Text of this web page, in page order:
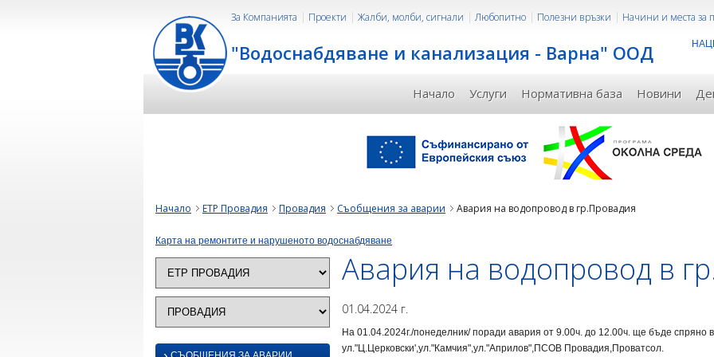
"Водоснабдяване и канализация - Варна" ООД
За Компанията Проекти Жалби, молби, сигнали Любопитно Полезни връзки Начини и места за
Начало Услуги Нормативна база Новини
Начало ЕТР Провадия Провадия Съобщения за аварии Авария на водопровод в гр.Провадия
Карта на ремонтите и нарушеното водоснабдяване
Авария на водопровод в
01.04.2024 г.
На 01.04.2024г./понеделник/ поради авария от 9.00ч. до 12.00ч. ще бъде спряно
ул."Ц.Церковски',ул."Камчия",ул."Априлов",ПСОВ Провадия,Проватсол.